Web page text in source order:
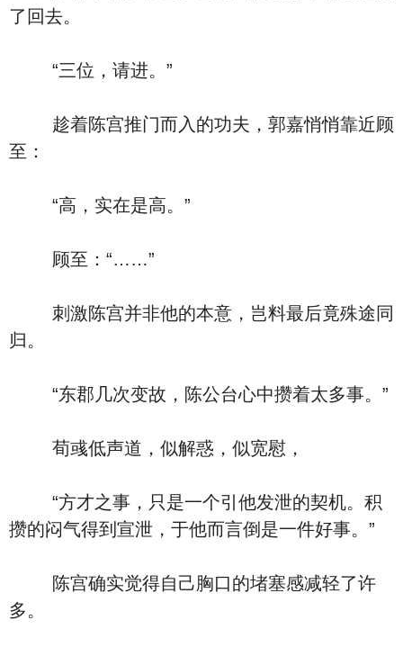
了回去。
“三位，请进。”
趁着陈宫推门而入的功夫，郭嘉悄悄靠近顾
至：
“高，实在是高。”
顾至：“……”
刺激陈宫并非他的本意，岂料最后竟殊途同
归。
“东郡几次变故，陈公台心中攒着太多事。”
荀彧低声道，似解惑，似宽慰，
“方才之事，只是一个引他发泄的契机。积
攒的闷气得到宣泄，于他而言倒是一件好事。”
陈宫确实觉得自己胸口的堵塞感减轻了许
多。